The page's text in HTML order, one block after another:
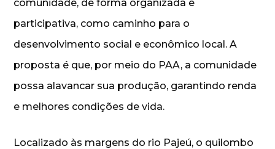
comunidade, de forma organizada e
participativa, como caminho para o
desenvolvimento social e econômico local. A
proposta é que, por meio do PAA, a comunidade
possa alavancar sua produção, garantindo renda
e melhores condições de vida.
Localizado às margens do rio Pajeú, o quilombo